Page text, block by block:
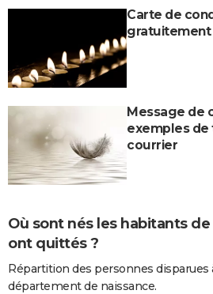
Carte de
gratuitement
Message de
exemples
courrier
Où sont nés les habitants
ont quittés ?
Répartition des personnes disparues
département de naissance.